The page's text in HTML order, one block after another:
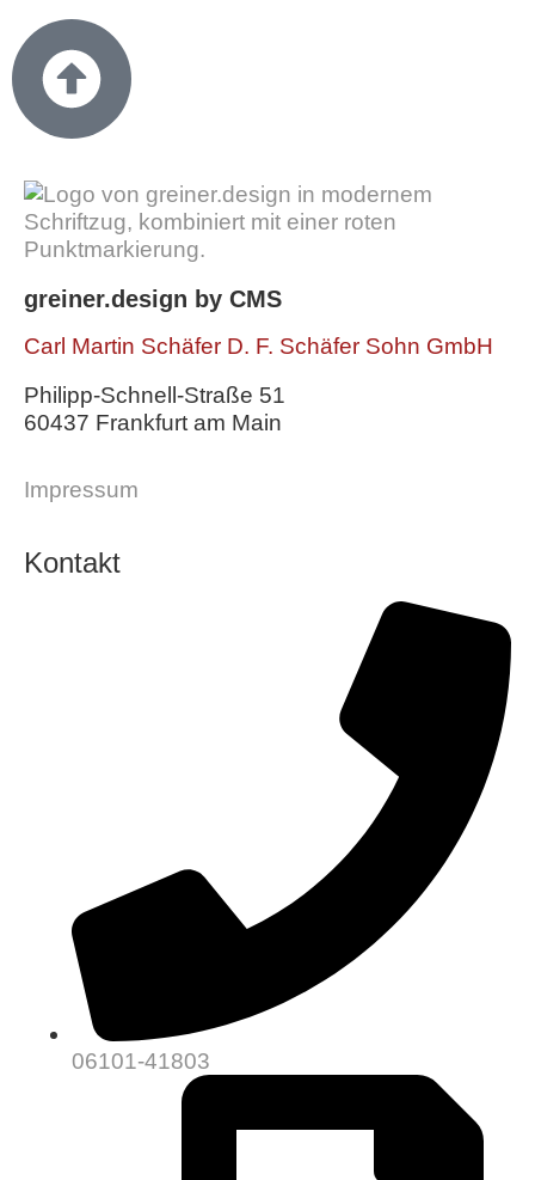
greiner.design by CMS
Carl Martin Schäfer D. F. Schäfer Sohn GmbH
Philipp-Schnell-Straße 51
60437 Frankfurt am Main
Impressum
Kontakt
06101-41803